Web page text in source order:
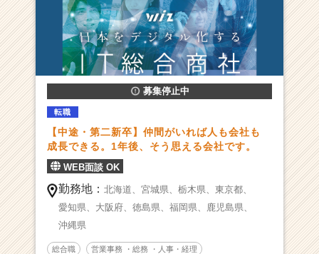
る
I
T
の
総
合
|
ベ
チ
ャ
ー・
企
募集停止中
転職
【中途・第二新卒】仲間がいれば人も会社も
成長できる。1年後、そう思える会社です。
WEB面談 OK
勤務地： 北海道、 宮城県、 栃木県、 東京都、
愛知県、 大阪府、 徳島県、 福岡県、
鹿児島県、
沖縄県
総合職 営業事務 ・総務 ・人事・経理